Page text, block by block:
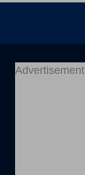
Advertisement